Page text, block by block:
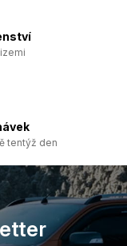
tentýž den